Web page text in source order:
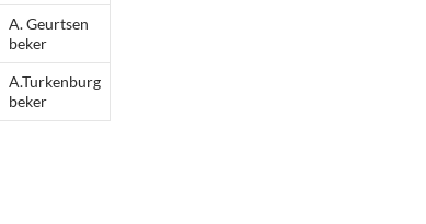
A. Geurtsen
beker
A.Turkenburg
beker